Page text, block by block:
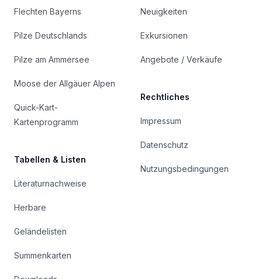
Flechten Bayerns
Pilze Deutschlands
Pilze am Ammersee
Moose der Allgäuer Alpen
Quick-Kart-
Kartenprogramm
Tabellen & Listen
Literaturnachweise
Herbare
Geländelisten
Summenkarten
Neuigkeiten
Exkursionen
Angebote / Verkäufe
Rechtliches
Impressum
Datenschutz
Nutzungsbedingungen